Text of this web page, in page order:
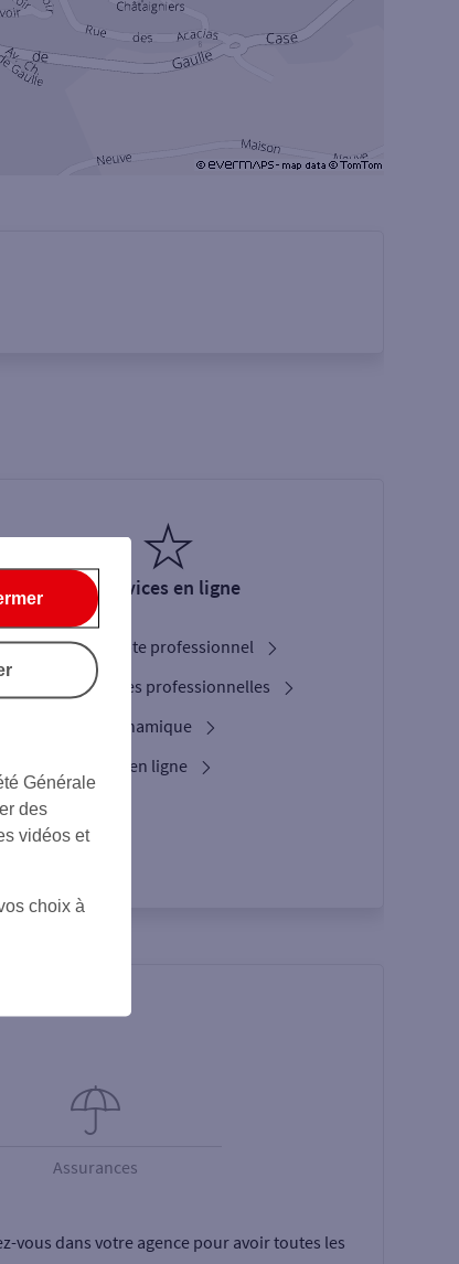
Services en ligne
de compte professionnel
Nos cartes bancaires professionnelles
L'option Crypto Dynamique
Services bancaires en ligne
Pro
vous dans votre agence pour avoir toutes les
Assurances
Générale
des
vidéos et
choix à